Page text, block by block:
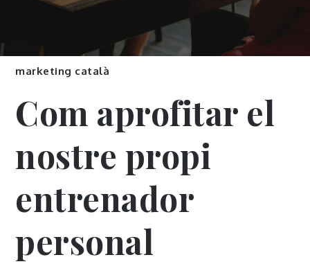
marketing català
Com aprofitar el
nostre propi
entrenador
personal